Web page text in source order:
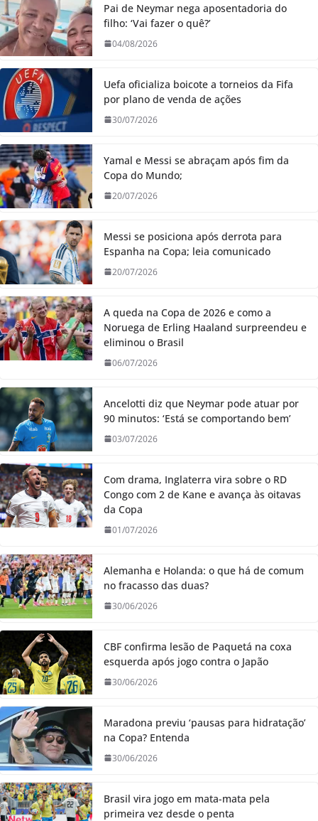
Pai de Neymar nega aposentadoria do
filho: ‘Vai fazer o quê?’
04/08/2026
Uefa oficializa boicote a torneios da Fifa
por plano de venda de ações
30/07/2026
Yamal e Messi se abraçam após fim da
Copa do Mundo;
20/07/2026
Messi se posiciona após derrota para
Espanha na Copa; leia comunicado
20/07/2026
A queda na Copa de 2026 e como a
Noruega de Erling Haaland surpreendeu e
eliminou o Brasil
06/07/2026
Ancelotti diz que Neymar pode atuar por
90 minutos: ‘Está se comportando bem’
03/07/2026
Com drama, Inglaterra vira sobre o RD
Congo com 2 de Kane e avança às oitavas
da Copa
01/07/2026
Alemanha e Holanda: o que há de comum
no fracasso das duas?
30/06/2026
CBF confirma lesão de Paquetá na coxa
esquerda após jogo contra o Japão
30/06/2026
Maradona previu ‘pausas para hidratação’
na Copa? Entenda
30/06/2026
Brasil vira jogo em mata-mata pela
primeira vez desde o penta